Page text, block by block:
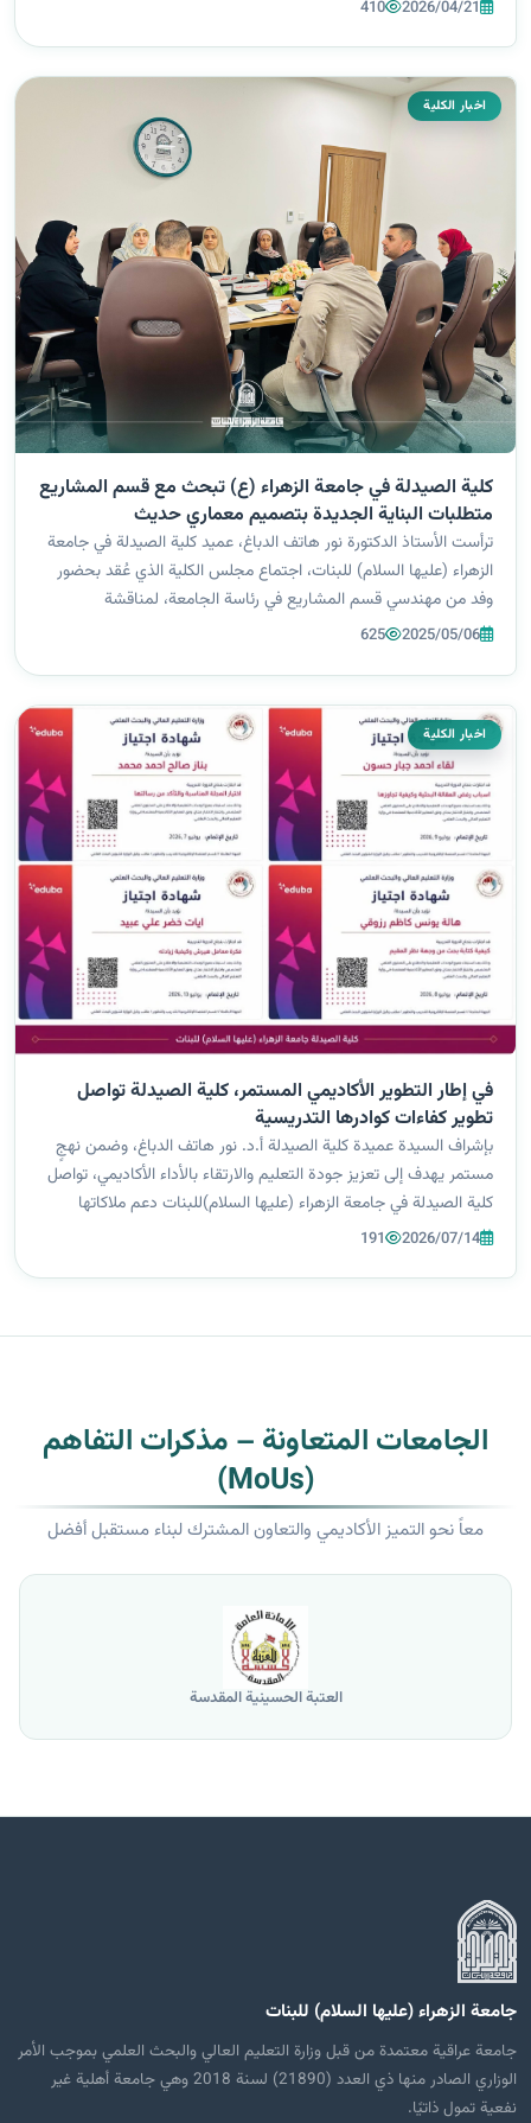
2026/04/21
410
اخبار الكلية
كلية الصيدلة في جامعة الزهراء (ع) تبحث مع قسم المشاريع
متطلبات البناية الجديدة بتصميم معماري حديث
ترأست الأستاذ الدكتورة نور هاتف الدباغ، عميد كلية الصيدلة في جامعة
الزهراء (عليها السلام) للبنات، اجتماع مجلس الكلية الذي عُقد بحضور
وفد من مهندسي قسم المشاريع في رئاسة الجامعة، لمناقشة
مستلزمات إنشاء البناية الجديدة الخاصة بالكلية، والمزمع تنفيذها
2025/05/06
625
اخبار الكلية
في إطار التطوير الأكاديمي المستمر، كلية الصيدلة تواصل
تطوير كفاءات كوادرها التدريسية
بإشراف السيدة عميدة كلية الصيدلة أ.د. نور هاتف الدباغ، وضمن نهجٍ
مستمر يهدف إلى تعزيز جودة التعليم والارتقاء بالأداء الأكاديمي، تواصل
كلية الصيدلة في جامعة الزهراء (عليها السلام)للبنات دعم ملاكاتها
التدريسية ومتابعة استكمال متطلبات وزارة التعليم العالي والبحث...
2026/07/14
191
الجامعات المتعاونة – مذكرات التفاهم
(MoUs)
معاً نحو التميز الأكاديمي والتعاون المشترك لبناء مستقبل أفضل
العتبة الحسينية المقدسة
جامعة الزهراء (عليها السلام) للبنات
جامعة عراقية معتمدة من قبل وزارة التعليم العالي والبحث العلمي بموجب الأمر
الوزاري الصادر منها ذي العدد (21890) لسنة 2018 وهي جامعة أهلية غير
نفعية تمول ذاتيًا.